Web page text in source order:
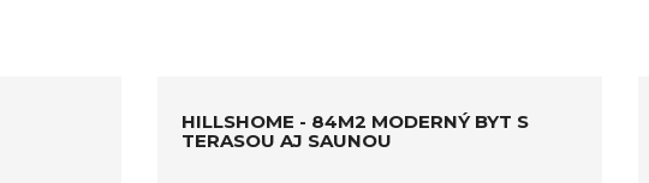
HILLSHOME - 84M2 MODERNÝ BYT S
TERASOU AJ SAUNOU